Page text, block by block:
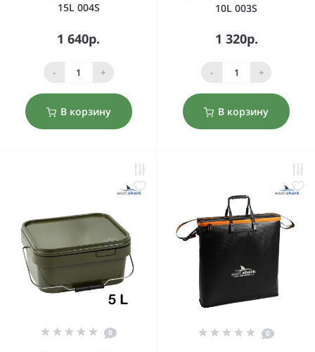
15L 004S
1 640р.
- +
В корзину
10L 003S
1 320р.
- +
В корзину
0 0